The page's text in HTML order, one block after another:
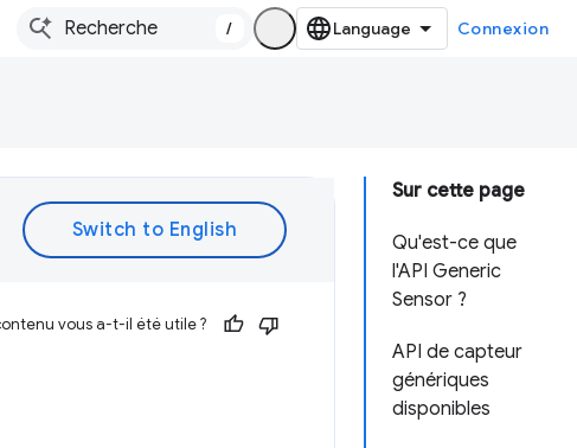
/ Connexion
Sur cette page
Qu'est-ce que
l'API Generic
Sensor ?
API de capteur
génériques
disponibles
vous a-t-il été utile ?